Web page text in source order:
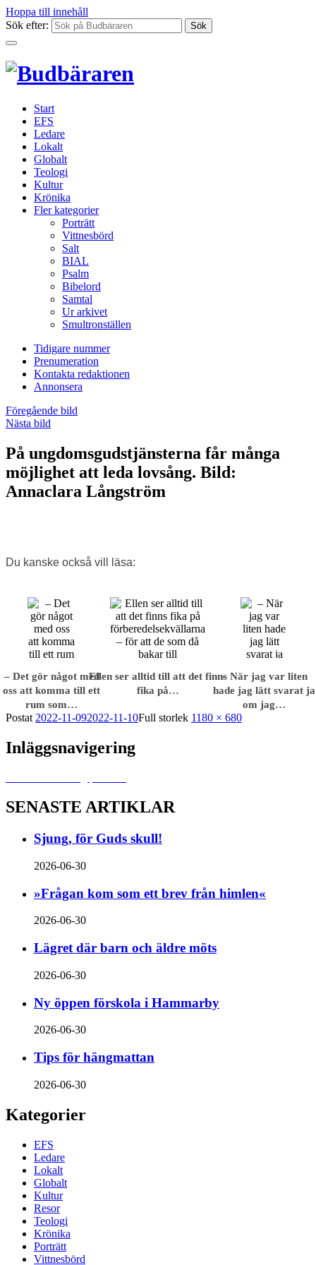
Hoppa till innehåll
Sök efter:
Start
EFS
Ledare
Lokalt
Globalt
Teologi
Kultur
Krönika
Fler kategorier
Porträtt
Vittnesbörd
Salt
BIAL
Psalm
Bibelord
Samtal
Ur arkivet
Smultronställen
Tidigare nummer
Prenumeration
Kontakta redaktionen
Annonsera
Föregående bild
Nästa bild
På ungdomsgudstjänsterna får många
möjlighet att leda lovsång. Bild:
Annaclara Långström
Du kanske också vill läsa:
– Det gör något med
oss att komma till ett
rum som…
Ellen ser alltid till att det finns
fika på…
– När jag var liten
hade jag lätt svarat ja
om jag…
Postat 2022-11-092022-11-10Full storlek 1180 × 680
Inläggsnavigering
SENASTE ARTIKLAR
Sjung, för Guds skull!
2026-06-30
»Frågan kom som ett brev från himlen«
2026-06-30
Lägret där barn och äldre möts
2026-06-30
Ny öppen förskola i Hammarby
2026-06-30
Tips för hängmattan
2026-06-30
Kategorier
EFS
Ledare
Lokalt
Globalt
Kultur
Resor
Teologi
Krönika
Porträtt
Vittnesbörd